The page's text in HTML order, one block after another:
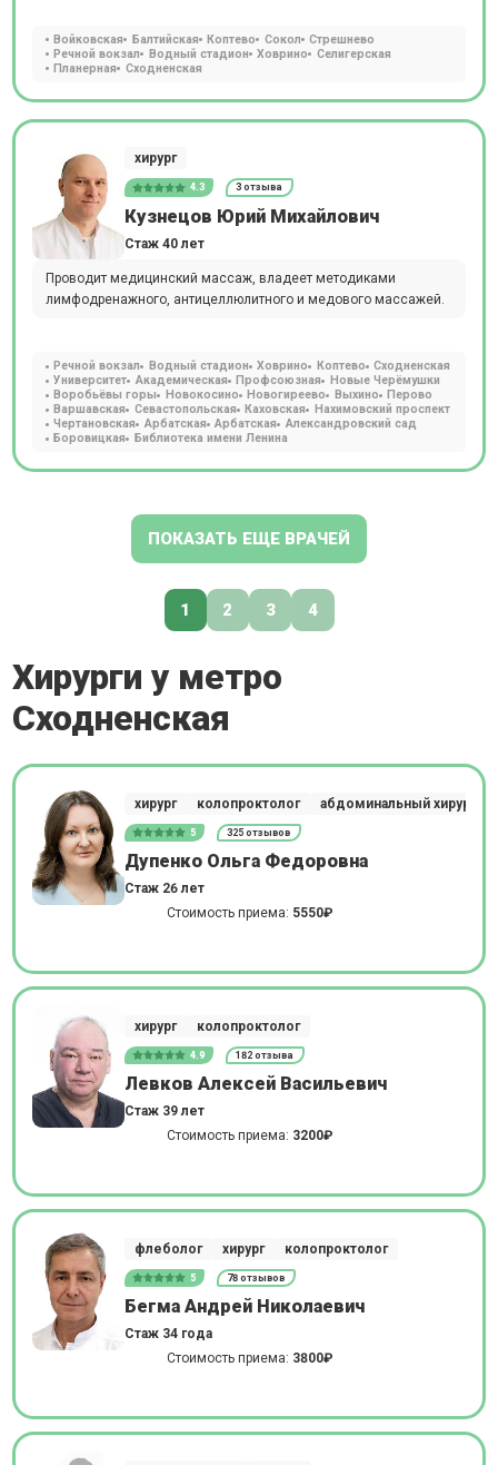
Войковская Балтийская Коптево Сокол
Стрешнево
Речной вокзал
Водный стадион Ховрино
Селигерская
Планерная
Сходненская
хирург
4.3 3 отзыва
Кузнецов Юрий Михайлович
Стаж 40 лет
Проводит медицинский массаж, владеет методиками
лимфодренажного, антицеллюлитного и медового массажей.
Речной вокзал Водный стадион Ховрино Коптево
Сходненская
Университет
Академическая Профсоюзная
Новые Черёмушки
Воробьёвы горы
Новокосино Новогиреево Выхино
Перово
Варшавская
Севастопольская Каховская
Нахимовский проспект
Чертановская
Арбатская Арбатская
Александровский сад
Боровицкая
Библиотека имени Ленина
ПОКАЗАТЬ ЕЩЕ ВРАЧЕЙ
1 2 3 4
Хирурги у метро
Сходненская
хирург колопроктолог абдоминальный хирург
5 325 отзывов
Дупенко Ольга Федоровна
Стаж 26 лет
Стоимость приема: 5550₽
хирург колопроктолог
4.9 182 отзыва
Левков Алексей Васильевич
Стаж 39 лет
Стоимость приема: 3200₽
флеболог хирург колопроктолог
5 78 отзывов
Бегма Андрей Николаевич
Стаж 34 года
Стоимость приема: 3800₽